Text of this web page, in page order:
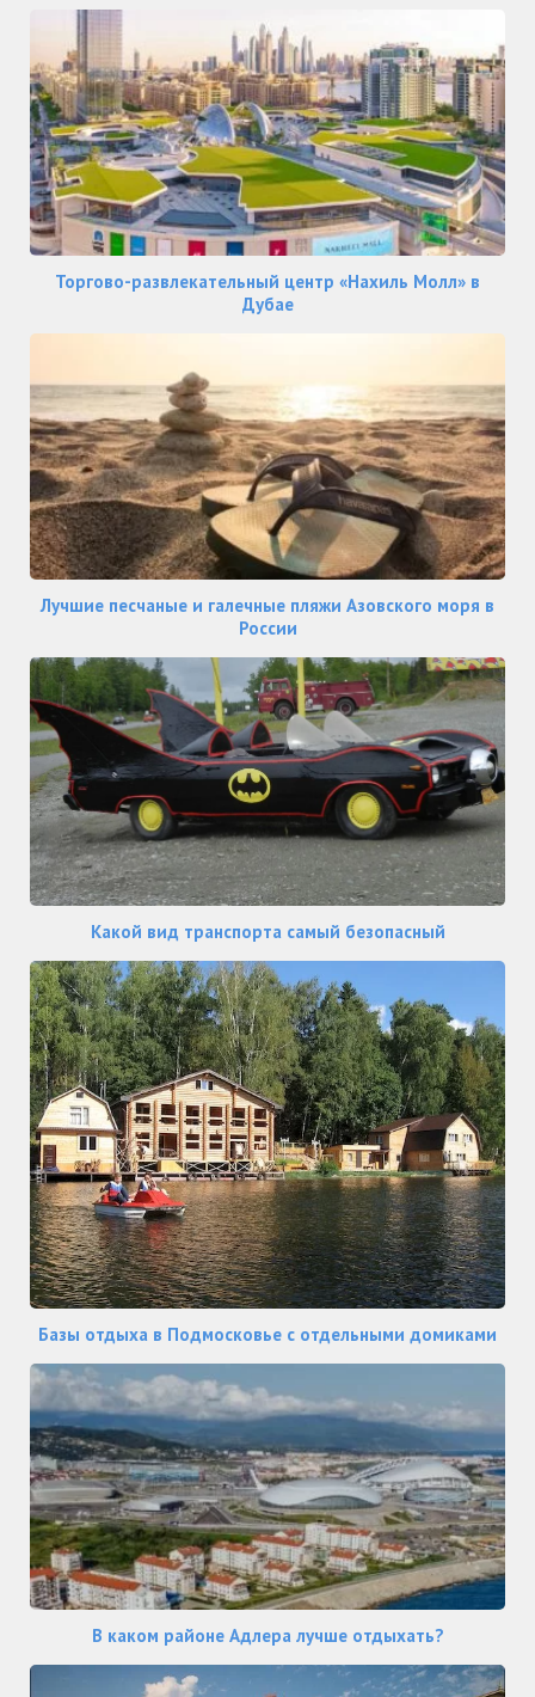
Торгово-развлекательный центр «Нахиль Молл» в
Дубае
Лучшие песчаные и галечные пляжи Азовского моря в
России
Какой вид транспорта самый безопасный
Базы отдыха в Подмосковье с отдельными домиками
В каком районе Адлера лучше отдыхать?